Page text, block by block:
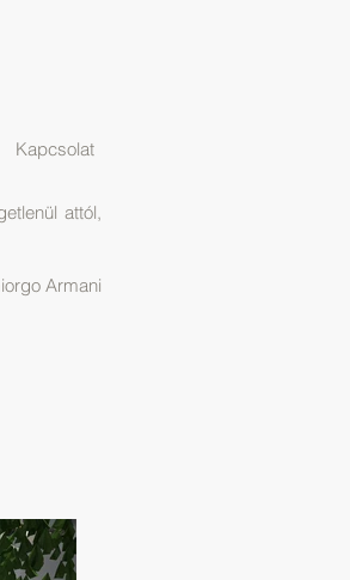
Kapcsolat
attól,
Armani